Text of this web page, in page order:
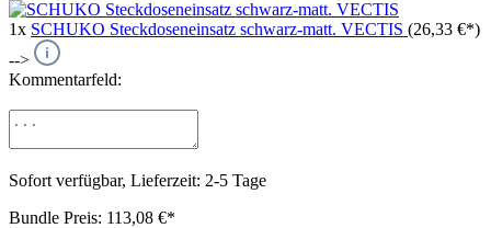
1x SCHUKO Steckdoseneinsatz schwarz-matt. VECTIS (26,33 €*)
-->
Kommentarfeld:
Sofort verfügbar, Lieferzeit: 2-5 Tage
Bundle Preis: 113,08 €*